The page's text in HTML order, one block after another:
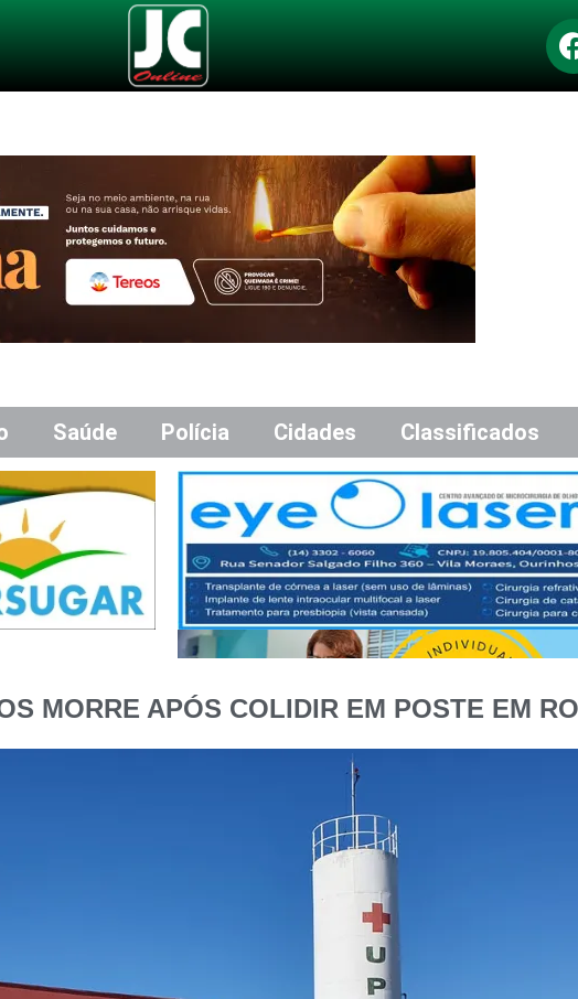
Saúde Polícia Cidades Classificados
MORRE APÓS COLIDIR EM POSTE EM